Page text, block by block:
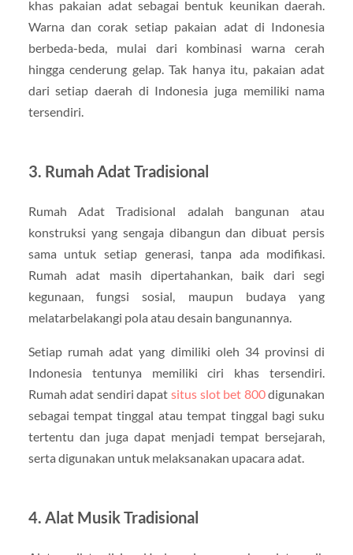
khas pakaian adat sebagai bentuk keunikan daerah.
Warna dan corak setiap pakaian adat di Indonesia
berbeda-beda, mulai dari kombinasi warna cerah
hingga cenderung gelap. Tak hanya itu, pakaian adat
dari setiap daerah di Indonesia juga memiliki nama
tersendiri.
3. Rumah Adat Tradisional
Rumah Adat Tradisional adalah bangunan atau
konstruksi yang sengaja dibangun dan dibuat persis
sama untuk setiap generasi, tanpa ada modifikasi.
Rumah adat masih dipertahankan, baik dari segi
kegunaan, fungsi sosial, maupun budaya yang
melatarbelakangi pola atau desain bangunannya.
Setiap rumah adat yang dimiliki oleh 34 provinsi di
Indonesia tentunya memiliki ciri khas tersendiri.
Rumah adat sendiri dapat situs slot bet 800digunakan
sebagai tempat tinggal atau tempat tinggal bagi suku
tertentu dan juga dapat menjadi tempat bersejarah,
serta digunakan untuk melaksanakan upacara adat.
4. Alat Musik Tradisional